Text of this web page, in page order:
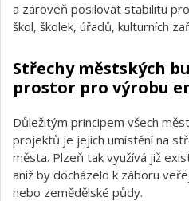
a zároveň posilovat stabilitu
škol, školek, úřadů, kulturních
Střechy městských
prostor pro výrobu
Důležitým principem všech
projektů je jejich umístění na
města. Plzeň tak využívá již
aniž by docházelo k záboru
nebo zemědělské půdy.